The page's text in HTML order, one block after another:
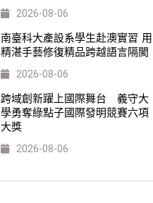
2026-08-06
南臺科大產設系學生赴澳實習 用
精湛手藝修復精品跨越語言隔閡
2026-08-06
跨域創新躍上國際舞台 義守大
學勇奪綠點子國際發明競賽六項
大獎
2026-08-06